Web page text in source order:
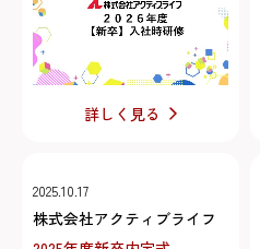
詳しく見る
2025.10.17
株式会社アクティブライフ